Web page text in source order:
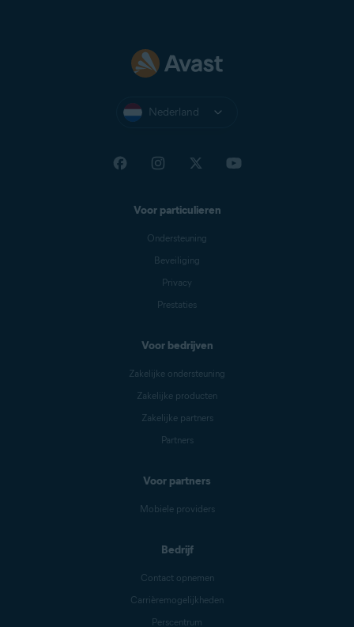
Nederland
Voor particulieren
Ondersteuning
Beveiliging
Privacy
Prestaties
Voor bedrijven
Zakelijke ondersteuning
Zakelijke producten
Zakelijke partners
Partners
Voor partners
Mobiele providers
Bedrijf
Contact opnemen
Carrièremogelijkheden
Perscentrum